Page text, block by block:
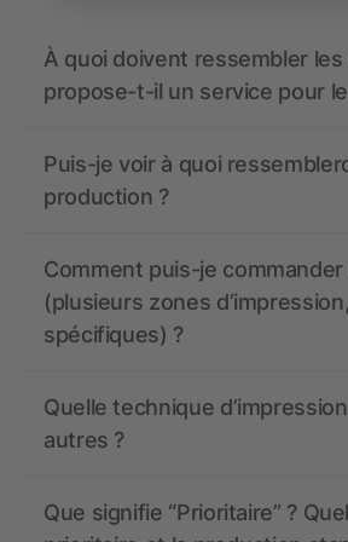
À quoi doivent ressembler
propose-t-il un service pour
Puis-je voir à quoi
production ?
Comment puis-je
(plusieurs zones
spécifiques) ?
Quelle technique
autres ?
Que signifie “Prioritaire” ?